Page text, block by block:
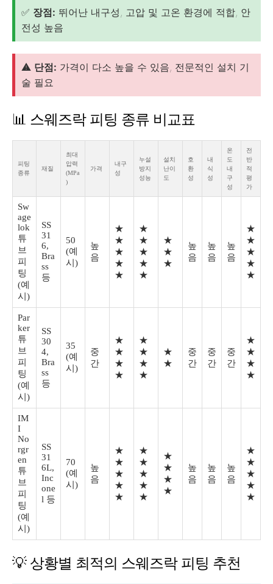
✅ 장점: 뛰어난 내구성, 고압 및 고온 환경에 적합, 안
전성 높음
⚠️ 단점: 가격이 다소 높을 수 있음, 전문적인 설치 기
술 필요
📊 스웨즈락 피팅 종류 비교표
피팅
종류
재질
최대
압력
(MPa
)
가격
내구
성
누설
방지
성능
설치
난이
도
호
환
성
내
식
성
온
도
내
구
성
전
반
적
평
가
Sw
age
lok
튜
브
피
팅
(예
시)
SS
31
6,
Bra
ss
등
50
(예
시)
높
음
★
★
★
★
★
★
★
★
★
★
★
★
★
높
음
높
음
높
음
★
★
★
★
★
Par
ker
튜
브
피
팅
(예
시)
SS
30
4,
Bra
ss
등
35
(예
시)
중
간
★
★
★
★
★
★
★
★
★
★
중
간
중
간
중
간
★
★
★
★
IM
I
No
rgr
en
튜
브
피
팅
(예
시)
SS
31
6L,
Inc
one
l 등
70
(예
시)
높
음
★
★
★
★
★
★
★
★
★
★
★
★
★
★
높
음
높
음
높
음
★
★
★
★
★
💡 상황별 최적의 스웨즈락 피팅 추천